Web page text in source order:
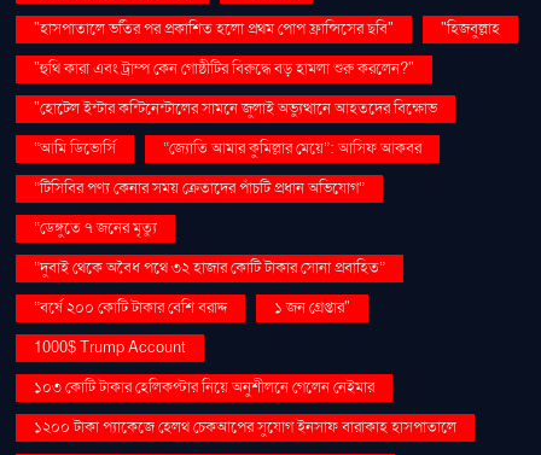
"হাসপাতালে ভর্তির পর প্রকাশিত হলো প্রথম পোপ ফ্রান্সিসের ছবি"
"হিজবুল্লাহ
"হুথি কারা এবং ট্রাম্প কেন গোষ্ঠীটির বিরুদ্ধে বড় হামলা শুরু করলেন?"
"হোটেল ইন্টার কন্টিনেন্টালের সামনে জুলাই অভ্যুত্থানে আহতদের বিক্ষোভ
“আমি ডিভোর্সি
“জ্যোতি আমার কুমিল্লার মেয়ে”: আসিফ আকবর
“টিসিবির পণ্য কেনার সময় ক্রেতাদের পাঁচটি প্রধান অভিযোগ”
“ডেঙ্গুতে ৭ জনের মৃত্যু
“দুবাই থেকে অবৈধ পথে ৩২ হাজার কোটি টাকার সোনা প্রবাহিত”
“বর্ষে ২০০ কোটি টাকার বেশি বরাদ্দ
১ জন গ্রেপ্তার"
1000$ Trump Account
১০৩ কোটি টাকার হেলিকপ্টার নিয়ে অনুশীলনে গেলেন নেইমার
১২০০ টাকা প্যাকেজে হেলথ চেকআপের সুযোগ ইনসাফ বারাকাহ হাসপাতালে